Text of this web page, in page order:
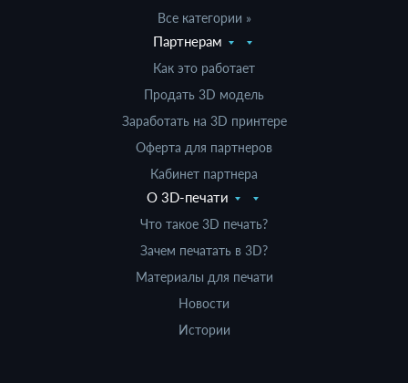
Все категории »
Партнерам
Как это работает
Продать 3D модель
Заработать на 3D принтере
Оферта для партнеров
Кабинет партнера
О 3D-печати
Что такое 3D печать?
Зачем печатать в 3D?
Материалы для печати
Новости
Истории